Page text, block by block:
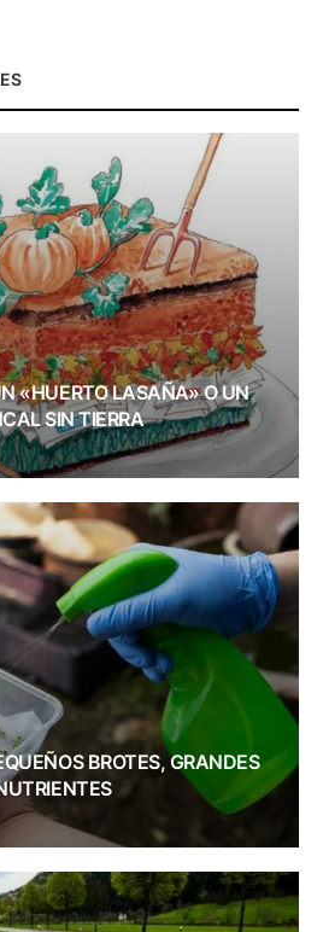
«HUERTO LASAÑA» O UN
SIN TIERRA
BROTES, GRANDES